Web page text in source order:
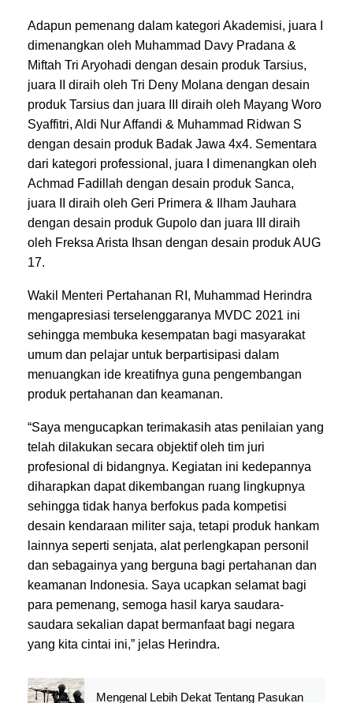
Adapun pemenang dalam kategori Akademisi, juara I
dimenangkan oleh Muhammad Davy Pradana &
Miftah Tri Aryohadi dengan desain produk Tarsius,
juara II diraih oleh Tri Deny Molana dengan desain
produk Tarsius dan juara III diraih oleh Mayang Woro
Syaffitri, Aldi Nur Affandi & Muhammad Ridwan S
dengan desain produk Badak Jawa 4x4. Sementara
dari kategori professional, juara I dimenangkan oleh
Achmad Fadillah dengan desain produk Sanca,
juara II diraih oleh Geri Primera & Ilham Jauhara
dengan desain produk Gupolo dan juara III diraih
oleh Freksa Arista Ihsan dengan desain produk AUG
17.
Wakil Menteri Pertahanan RI, Muhammad Herindra
mengapresiasi terselenggaranya MVDC 2021 ini
sehingga membuka kesempatan bagi masyarakat
umum dan pelajar untuk berpartisipasi dalam
menuangkan ide kreatifnya guna pengembangan
produk pertahanan dan keamanan.
“Saya mengucapkan terimakasih atas penilaian yang
telah dilakukan secara objektif oleh tim juri
profesional di bidangnya. Kegiatan ini kedepannya
diharapkan dapat dikembangan ruang lingkupnya
sehingga tidak hanya berfokus pada kompetisi
desain kendaraan militer saja, tetapi produk hankam
lainnya seperti senjata, alat perlengkapan personil
dan sebagainya yang berguna bagi pertahanan dan
keamanan Indonesia. Saya ucapkan selamat bagi
para pemenang, semoga hasil karya saudara-
saudara sekalian dapat bermanfaat bagi negara
yang kita cintai ini,” jelas Herindra.
Mengenal Lebih Dekat Tentang Pasukan